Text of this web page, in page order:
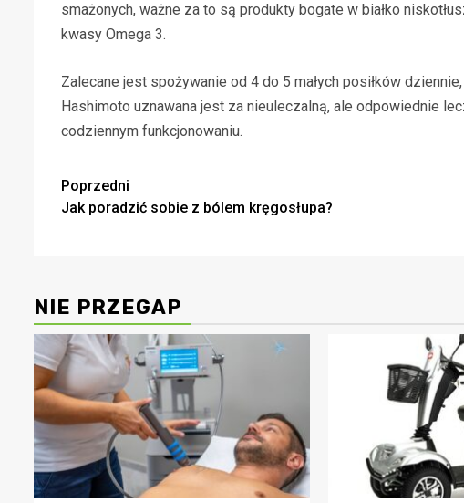
smażonych, ważne za to są produkty bogate w białko
kwasy Omega 3.
Zalecane jest spożywanie od 4 do 5 małych posiłków
Hashimoto uznawana jest za nieuleczalną, ale odpowiednie
codziennym funkcjonowaniu.
Zobacz
wpisy
Poprzedni
Jak poradzić sobie z bólem kręgosłupa?
NIE PRZEGAP